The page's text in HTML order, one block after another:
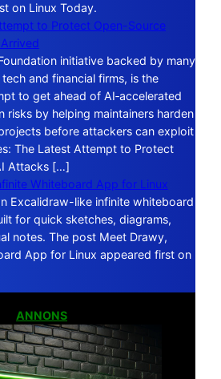
on Linux Today.
to Protect Open-Source
initiative backed by many
and financial firms, is the
to get ahead of AI‑accelerated
risks by helping maintainers harden
before attackers can exploit
The Latest Attempt to Protect
Attacks […]
Whiteboard App for Linux
Excalidraw-like infinite whiteboard
for quick sketches, diagrams,
notes. The post Meet Drawy,
App for Linux appeared first on
ANNONS